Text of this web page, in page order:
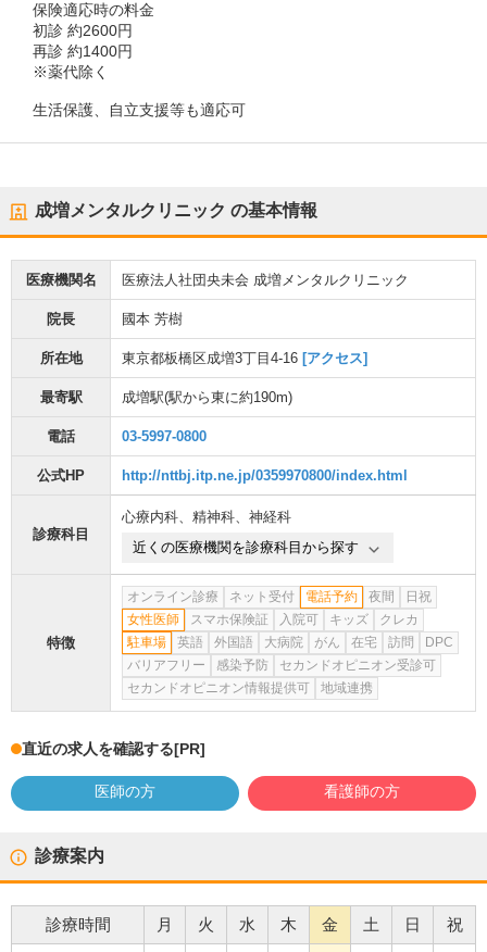
保険適応時の料金
初診 約2600円
再診 約1400円
※薬代除く
生活保護、自立支援等も適応可
成増メンタルクリニック の基本情報
医療機関名 医療法人社団央未会 成増メンタルクリニック
院長 國本 芳樹
所在地 東京都板橋区成増3丁目4-16 [アクセス]
最寄駅 成増駅(駅から東に約190m)
電話 03-5997-0800
公式HP http://nttbj.itp.ne.jp/0359970800/index.html
診療科目
心療内科、 精神科、 神経科
近くの医療機関を診療科目から探す
特徴
オンライン診療 ネット受付 電話予約 夜間
日祝
女性医師
スマホ保険証 入院可 キッズ
クレカ
駐車場
英語 外国語 大病院 がん 在宅 訪問
DPC
バリアフリー
感染予防
セカンドオピニオン受診可
セカンドオピニオン情報提供可
地域連携
直近の求人を確認する[PR]
医師の方 看護師の方
診療案内
診療時間 月 火 水 木 金 土 日 祝